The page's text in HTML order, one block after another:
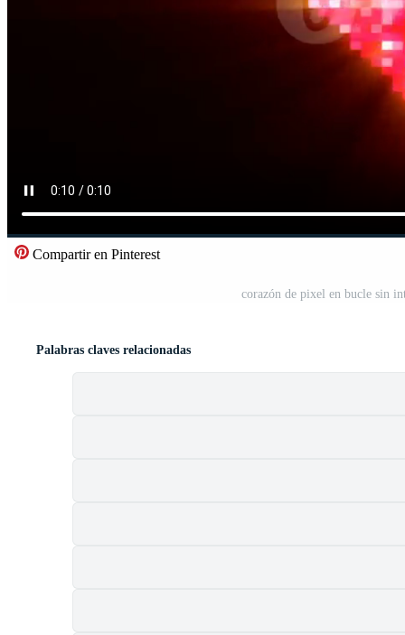
Compartir en Pinterest
corazón de pixel en bucle sin
Palabras claves relacionadas